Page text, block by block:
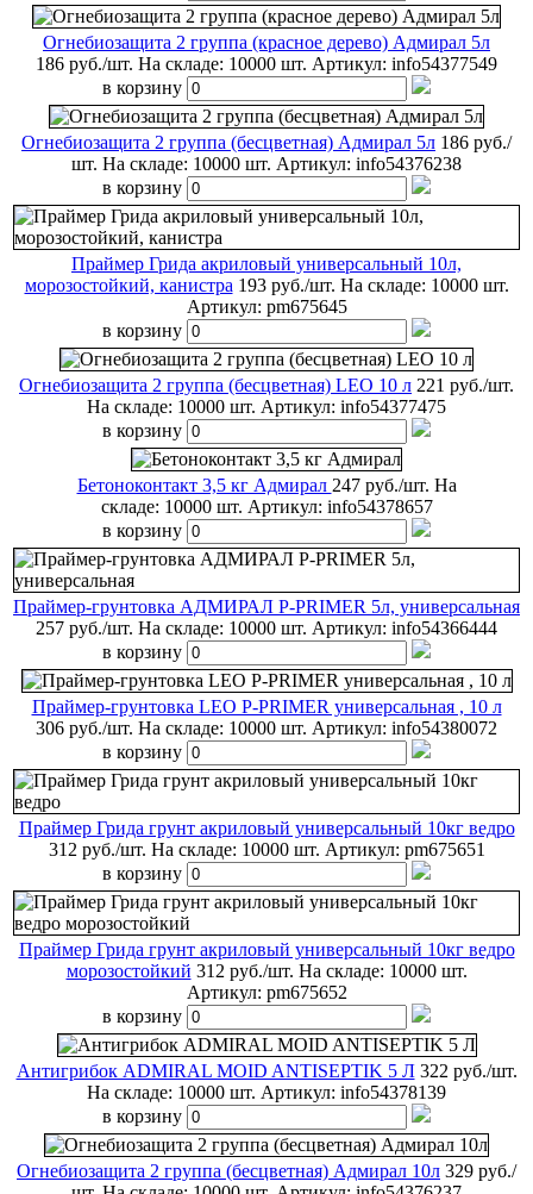
Огнебиозащита 2 группа (красное дерево) Адмирал 5л
186 руб./шт. На складе: 10000 шт. Артикул: info54377549
в корзину
Огнебиозащита 2 группа (бесцветная) Адмирал 5л 186 руб./
шт. На складе: 10000 шт. Артикул: info54376238
в корзину
Праймер Грида акриловый универсальный 10л,
морозостойкий, канистра 193 руб./шт. На складе: 10000 шт.
Артикул: pm675645
в корзину
Огнебиозащита 2 группа (бесцветная) LEO 10 л 221 руб./шт.
На складе: 10000 шт. Артикул: info54377475
в корзину
Бетоноконтакт 3,5 кг Адмирал 247 руб./шт. На
складе: 10000 шт. Артикул: info54378657
в корзину
Праймер-грунтовка АДМИРАЛ P-PRIMER 5л, универсальная
257 руб./шт. На складе: 10000 шт. Артикул: info54366444
в корзину
Праймер-грунтовка LEO P-PRIMER универсальная , 10 л
306 руб./шт. На складе: 10000 шт. Артикул: info54380072
в корзину
Праймер Грида грунт акриловый универсальный 10кг ведро
312 руб./шт. На складе: 10000 шт. Артикул: pm675651
в корзину
Праймер Грида грунт акриловый универсальный 10кг ведро
морозостойкий 312 руб./шт. На складе: 10000 шт.
Артикул: pm675652
в корзину
Антигрибок ADMIRAL MOID ANTISEPTIK 5 Л 322 руб./шт.
На складе: 10000 шт. Артикул: info54378139
в корзину
Огнебиозащита 2 группа (бесцветная) Адмирал 10л 329 руб./